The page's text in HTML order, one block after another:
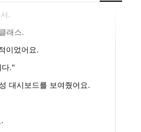
.
래스.
이었어요.
다."
대시보드를 보여줬어요.